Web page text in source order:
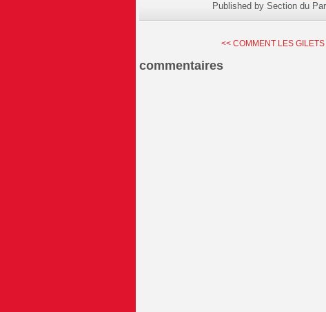
Published by Section du
<< COMMENT LES
commentaires